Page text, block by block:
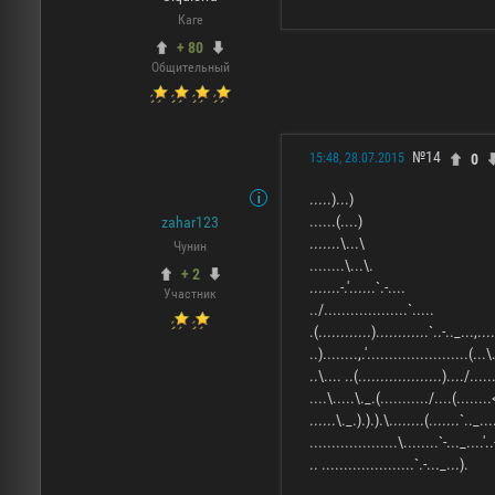
Каге
+ 80
Общительный
zahar123
Чунин
+ 2
Участник
15:48, 28.07.2015 №14 0
.....)...)
......(....)
.......\...\
........\...\.
.......-.'......`.-....
../...................`.....
.(............)............`..-
..\.... ..(...................)..../
....\.....\._.(.........../
....................\........`-..._....'..-
.. .....................`.-..._...).